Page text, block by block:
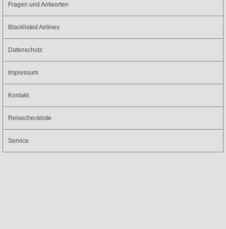
Fragen und Antworten
Blacklisted Airlines
Datenschutz
Impressum
Kontakt
Reisecheckliste
Service